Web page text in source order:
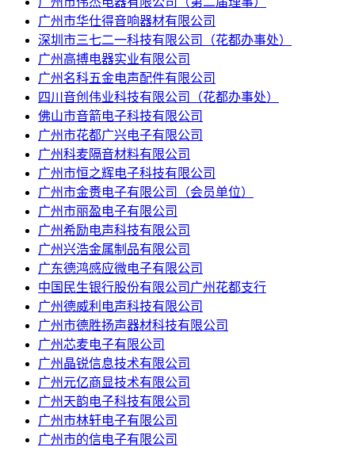
广州市华仕得音响器材有限公司
深圳市三七二一科技有限公司（花都办事处）
广州高搏电器实业有限公司
广州名科五金电声配件有限公司
四川音创伟业科技有限公司（花都办事处）
佛山市音箭电子科技有限公司
广州市花都广兴电子有限公司
广州科麦隔音材料有限公司
广州市恒之辉电子科技有限公司
广州市金赉电子有限公司（会员单位）
广州市丽盈电子有限公司
广州希励电声科技有限公司
广州兴浩金属制品有限公司
广东德鸿感应微电子有限公司
中国民生银行股份有限公司广州花都支行
广州德威利电声科技有限公司
广州市德胜扬声器材科技有限公司
广州芯麦电子有限公司
广州晶锐信息技术有限公司
广州元亿商显技术有限公司
广州天韵电子科技有限公司
广州市林轩电子有限公司
广州市的信电子有限公司